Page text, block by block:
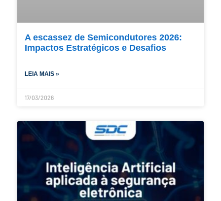
A escassez de Semicondutores 2026:
Impactos Estratégicos e Desafios
LEIA MAIS »
17/03/2026